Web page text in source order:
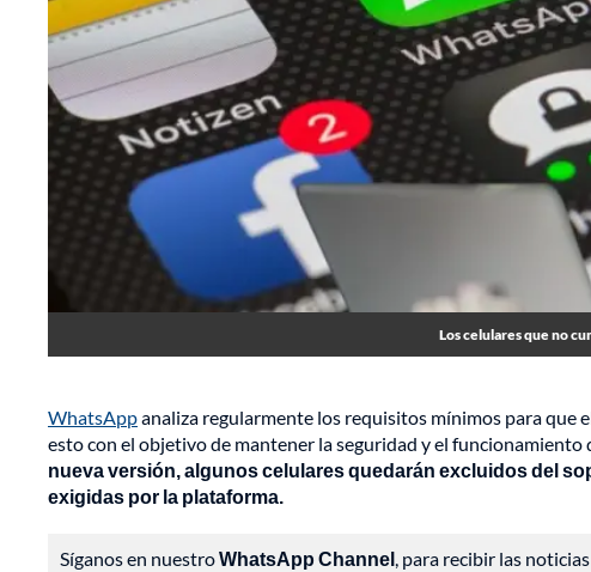
Los celulares que no
WhatsAppanaliza regularmente los requisitos mínimos para que
esto con el objetivo de mantener la seguridad y el funcionamiento
nueva versión, algunos celulares quedarán excluidos del
exigidas por la plataforma.
Síganos en nuestroWhatsApp Channel, para recibir las